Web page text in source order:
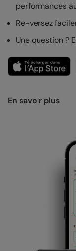
performances
Re-versez
Une question ?
En savoir plus